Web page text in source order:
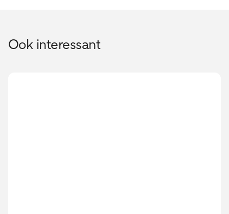
Ook interessant